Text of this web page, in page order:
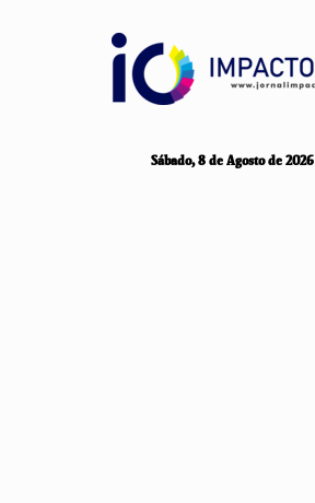
Sábado, 8 de Agosto de 2026